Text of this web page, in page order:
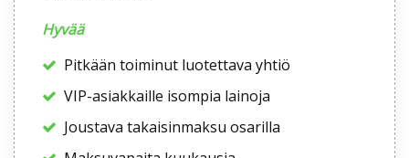
Hyvää
Pitkään toiminut luotettava yhtiö
VIP-asiakkaille isompia lainoja
Joustava takaisinmaksu osarilla